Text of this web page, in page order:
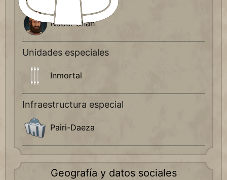
Nader Shah
Unidades especiales
Inmortal
Infraestructura especial
Pairi-Daeza
Geografía y datos sociales